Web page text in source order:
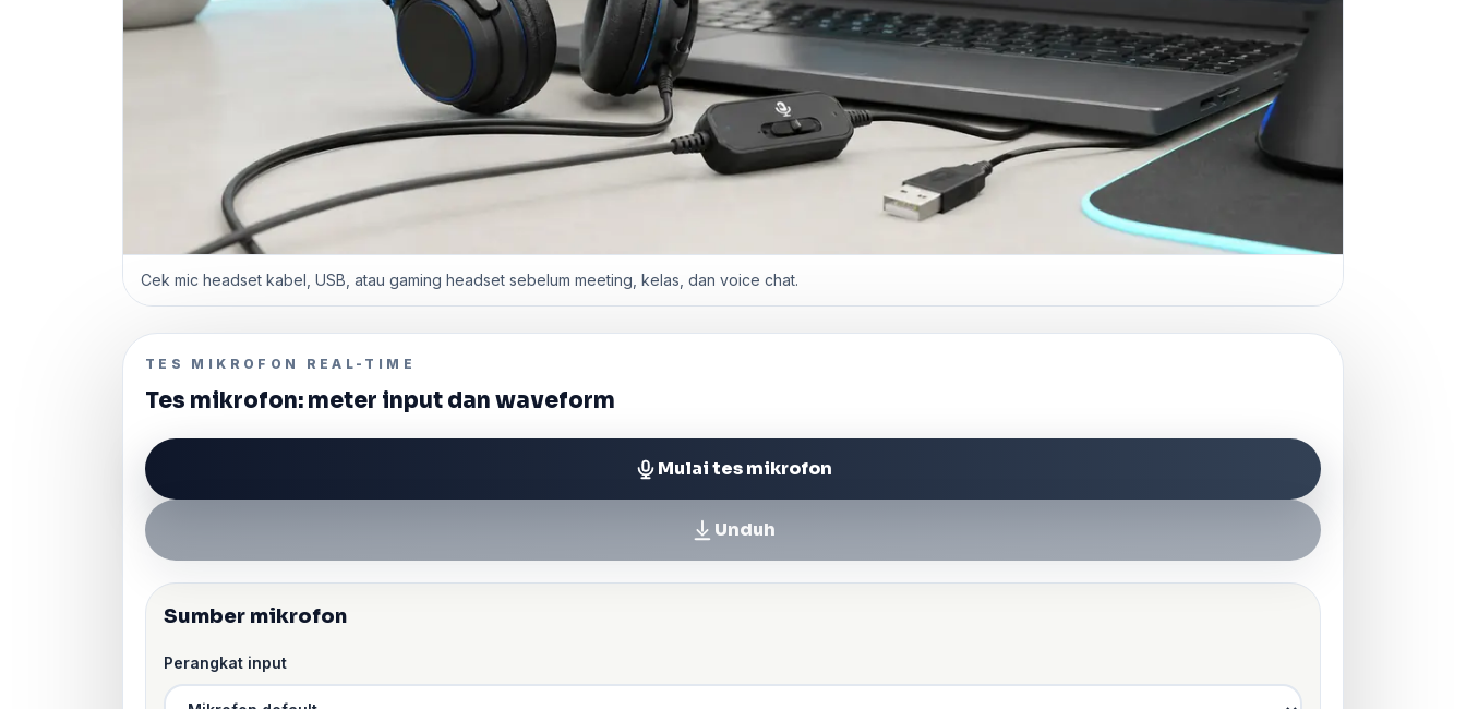
Cek mic headset kabel, USB, atau gaming headset sebelum meeting, kelas, dan voice chat.
TES MIKROFON REAL-TIME
Tes mikrofon: meter input dan waveform
Mulai tes mikrofon
Unduh
Sumber mikrofon
Perangkat input